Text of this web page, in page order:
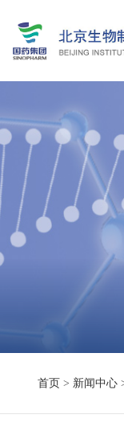
首页 > 新闻中心